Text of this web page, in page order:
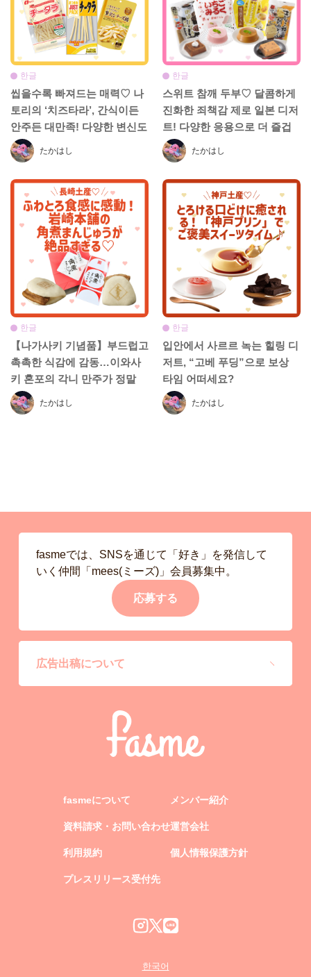
たかはし
한글
씹을수록 빠져드는 매력♡ 나
토리의 ‘치즈타라’, 간식이든
안주든 대만족! 다양한 변신도
맛있어요
たかはし
한글
스위트 참깨 두부♡ 달콤하게
진화한 죄책감 제로 일본 디저
트! 다양한 응용으로 더 즐겁
게
たかはし
한글
【나가사키 기념품】부드럽고
촉촉한 식감에 감동…이와사
키 혼포의 각니 만주가 정말
맛있어요!
たかはし
한글
입안에서 사르르 녹는 힐링 디
저트, “고베 푸딩”으로 보상
타임 어떠세요?
fasmeでは、SNSを通じて「好き」を発信して
いく仲間「mees(ミーズ)」会員募集中。
応募する
広告出稿について
fasmeについて
資料請求・お問い合わせ
利用規約
プレスリリース受付先
メンバー紹介
運営会社
個人情報保護方針
한국어